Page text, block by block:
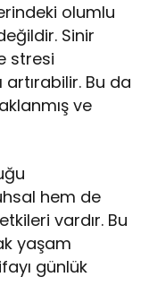
olumlu
Sinir
stresi
artırabilir. Bu da
ve
hem de
vardır. Bu
yaşam
günlük